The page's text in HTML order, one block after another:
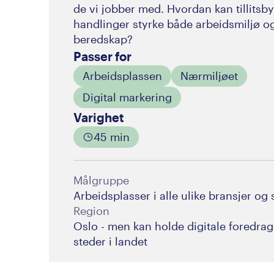
de vi jobber med. Hvordan kan
handlinger styrke både arbeidsmiljø
beredskap?
Passer for
Arbeidsplassen
Nærmiljøet
Digital markering
Varighet
45 min
Målgruppe
Arbeidsplasser i alle ulike bransjer og
Region
Oslo - men kan holde digitale
steder i landet